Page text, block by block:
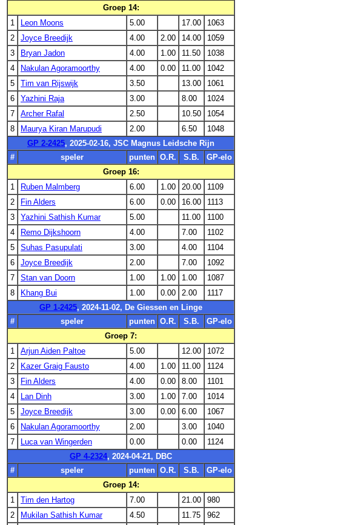
Groep 14:
1
Leon Moons 5.00 17.00
1063
2
Joyce Breedijk 4.00 2.00 14.00
1059
3
Bryan Jadon 4.00 1.00 11.50
1038
4
Nakulan Agoramoorthy 4.00 0.00 11.00
1042
5
Tim van Rijswijk 3.50 13.00
1061
6
Yazhini Raja 3.00 8.00
1024
7
Archer Rafal 2.50 10.50
1054
8
Maurya Kiran Marupudi 2.00 6.50
1048
GP 2-2425, 2025-02-16, JSC Magnus Leidsche Rijn
#
speler punten O.R. S.B.
GP-elo
Groep 16:
1
Ruben Malmberg 6.00 1.00 20.00
1109
2
Fin Alders 6.00 0.00 16.00
1113
3
Yazhini Sathish Kumar 5.00 11.00
1100
4
Remo Dijkshoorn 4.00 7.00
1102
5
Suhas Pasupulati 3.00 4.00
1104
6
Joyce Breedijk 2.00 7.00
1092
7
Stan van Doorn 1.00 1.00 1.00
1087
8
Khang Bui 1.00 0.00 2.00
1117
GP 1-2425, 2024-11-02, De Giessen en Linge
#
speler punten O.R. S.B.
GP-elo
Groep 7:
1
Arjun Aiden Paltoe 5.00 12.00
1072
2
Kazer Graig Fausto 4.00 1.00 11.00
1124
3
Fin Alders 4.00 0.00 8.00
1101
4
Lan Dinh 3.00 1.00 7.00
1014
5
Joyce Breedijk 3.00 0.00 6.00
1067
6
Nakulan Agoramoorthy 2.00 3.00
1040
7
Luca van Wingerden 0.00 0.00
1124
GP 4-2324, 2024-04-21, DBC
#
speler punten O.R. S.B.
GP-elo
Groep 14:
1
Tim den Hartog 7.00 21.00
980
2
Mukilan Sathish Kumar 4.50 11.75
962